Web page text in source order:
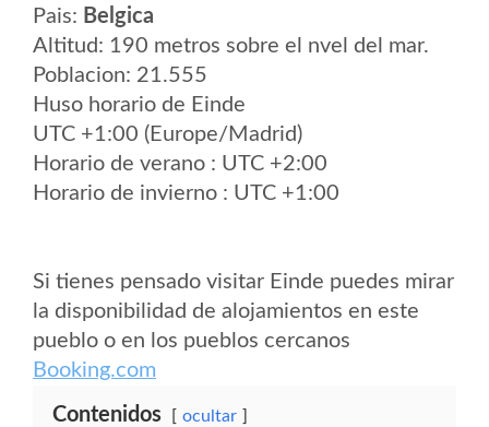
Pais: Belgica
Altitud: 190 metros sobre el nvel del mar.
Poblacion: 21.555
Huso horario de Einde
UTC +1:00 (Europe/Madrid)
Horario de verano : UTC +2:00
Horario de invierno : UTC +1:00
Si tienes pensado visitar Einde puedes mirar
la disponibilidad de alojamientos en este
pueblo o en los pueblos cercanos
Booking.com
Contenidos ocultar